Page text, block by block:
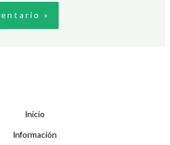
Inicio
Información